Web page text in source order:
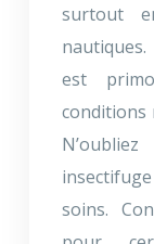
surtout
est
conditions
soins.